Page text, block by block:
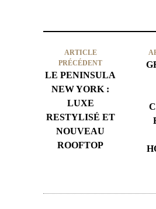
ARTICLE
PRÉCÉDENT
LE PENINSULA
NEW YORK :
LUXE
RESTYLISÉ ET
NOUVEAU
ROOFTOP